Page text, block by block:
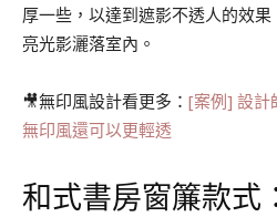
厚一些，以達到遮影不透人的效
亮光影灑落室內。
🎥無印風設計看更多： [案例] 設計
無印風還可以更輕透
和式書房窗簾款式